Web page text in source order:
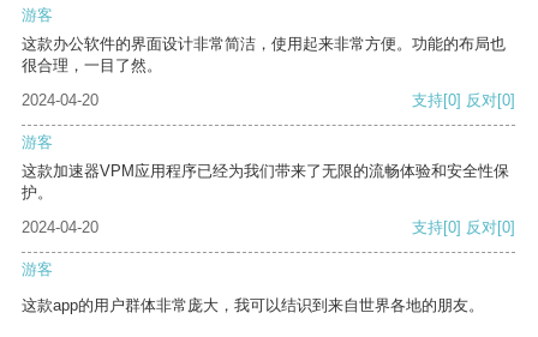
游客
这款办公软件的界面设计非常简洁，使用起来非常方便。功能的布局也
很合理，一目了然。
2024-04-20
支持[0] 反对[0]
游客
这款加速器VPM应用程序已经为我们带来了无限的流畅体验和安全性保
护。
2024-04-20
支持[0] 反对[0]
游客
这款app的用户群体非常庞大，我可以结识到来自世界各地的朋友。